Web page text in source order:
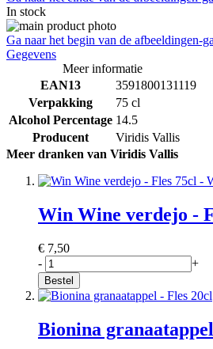
In stock
Ga naar het begin van de afbeeldingen-
Gegevens
Meer informatie
EAN13
3591800131119
Verpakking
75 cl
Alcohol Percentage 14.5
Producent
Viridis Vallis
Meer dranken van Viridis Vallis
Win Wine verdejo -
€ 7,50
-
+
Bestel
Bionina